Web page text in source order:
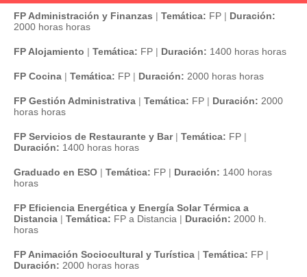
FP Administración y Finanzas | Temática: FP | Duración:
2000 horas horas
FP Alojamiento | Temática: FP | Duración: 1400 horas horas
FP Cocina | Temática: FP | Duración: 2000 horas horas
FP Gestión Administrativa | Temática: FP | Duración: 2000
horas horas
FP Servicios de Restaurante y Bar| Temática: FP |
Duración: 1400 horas horas
Graduado en ESO | Temática: FP | Duración: 1400 horas
horas
FP Eficiencia Energética y Energía Solar Térmica a
Distancia | Temática: FP a Distancia | Duración: 2000 h.
horas
FP Animación Sociocultural y Turística | Temática: FP |
Duración: 2000 horas horas